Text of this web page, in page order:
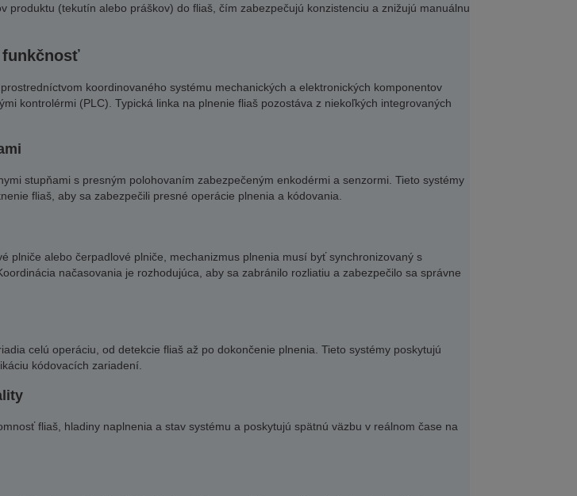
produktu (tekutín alebo práškov) do fliaš, čím zabezpečujú konzistenciu a znižujú manuálnu
funkčnosť
koordinovaného systému mechanických a elektronických komponentov
kontrolérmi (PLC). Typická linka na plnenie fliaš pozostáva z niekoľkých integrovaných
stupňami s presným polohovaním zabezpečeným enkodérmi a senzormi. Tieto systémy
fliaš, aby sa zabezpečili presné operácie plnenia a kódovania.
plniče alebo čerpadlové plniče, mechanizmus plnenia musí byť synchronizovaný s
načasovania je rozhodujúca, aby sa zabránilo rozliatiu a zabezpečilo sa správne
celú operáciu, od detekcie fliaš až po dokončenie plnenia. Tieto systémy poskytujú
kódovacích zariadení.
fliaš, hladiny naplnenia a stav systému a poskytujú spätnú väzbu v reálnom čase na